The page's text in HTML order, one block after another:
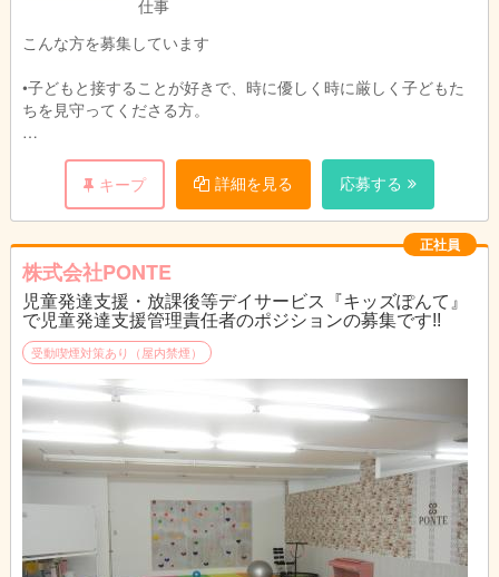
仕事
こんな方を募集しています
•子どもと接することが好きで、時に優しく時に厳しく子どもた
ちを見守ってくださる方。
•バイタリティにあふれ、明るく元気にお仕事に取り組んでいた
だける方。
•一緒に考え遊び、学びながら支援管理責任者として成長してい
きたい方。
•お仕事を通して充実した毎日を送っていきたいという方。
《児童発達支援管理責任者資格要件》
保育実務経験が5年以上または児童福祉の実務経験が5年以上ある
方、もしくは児童福祉3年以上＋高齢者福祉2年以上の方
ご自身が資格要件に当てはまるかわからない方はお気軽にご質問
ください。
キープ 詳細を見る 応募する
正社員
株式会社PONTE
児童発達支援・放課後等デイサービス『キッズぽんて』
で児童発達支援管理責任者のポジションの募集です!!
受動喫煙対策あり（屋内禁煙）